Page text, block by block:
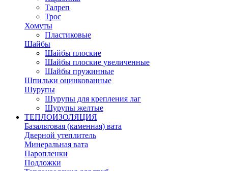
Талреп
Трос
Хомуты
Пластиковые
Шайбы
Шайбы плоские
Шайбы плоские увеличенные
Шайбы пружинные
Шпильки оцинкованные
Шурупы
Шурупы для крепления лаг
Шурупы желтые
ТЕПЛОИЗОЛЯЦИЯ
Базальтовая (каменная) вата
Дверной утеплитель
Минеральная вата
Паропленки
Подложки